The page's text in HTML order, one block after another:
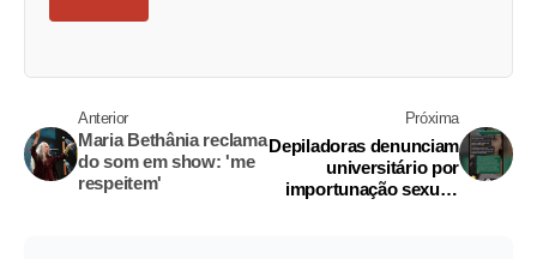
Anterior
Maria Bethânia reclama
do som em show: 'me
respeitem'
Próxima
Depiladoras denunciam
universitário por
importunação sexual: